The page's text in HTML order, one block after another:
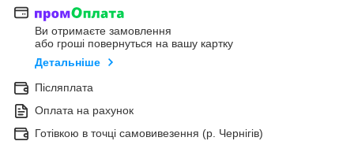
Ви отримаєте замовлення
або гроші повернуться на вашу картку
Детальніше
Післяплата
Оплата на рахунок
Готівкою в точці самовивезення (р. Чернігів)